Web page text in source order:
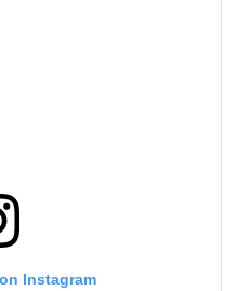
Instagram